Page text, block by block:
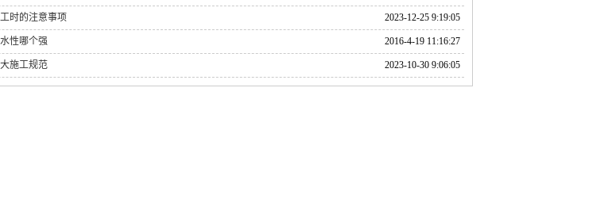
2023-12-25 9:19:05
时的注意事项
2016-4-19 11:16:27
性哪个强
2023-10-30 9:06:05
施工规范